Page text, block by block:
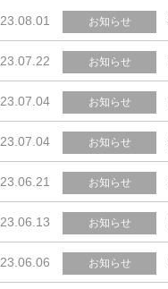
お知らせ
お知らせ
お知らせ
お知らせ
お知らせ
お知らせ
お知らせ